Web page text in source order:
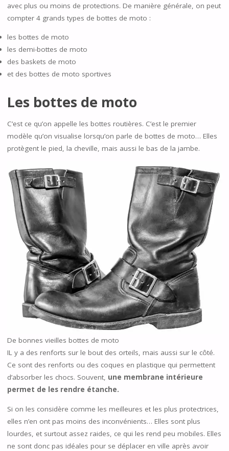
avec plus ou moins de protections. De manière générale, on peut
compter 4 grands types de bottes de moto :
les bottes de moto
les demi-bottes de moto
des baskets de moto
et des bottes de moto sportives
Les bottes de moto
C’est ce qu’on appelle les bottes routières. C’est le premier
modèle qu’on visualise lorsqu’on parle de bottes de moto… Elles
protègent le pied, la cheville, mais aussi le bas de la jambe.
De bonnes vieilles bottes de moto
IL y a des renforts sur le bout des orteils, mais aussi sur le côté.
Ce sont des renforts ou des coques en plastique qui permettent
d’absorber les chocs. Souvent, une membrane intérieure
permet de les rendre étanche.
Si on les considère comme les meilleures et les plus protectrices,
elles n’en ont pas moins des inconvénients… Elles sont plus
lourdes, et surtout assez raides, ce qui les rend peu mobiles. Elles
ne sont donc pas idéales pour se déplacer en ville après avoir